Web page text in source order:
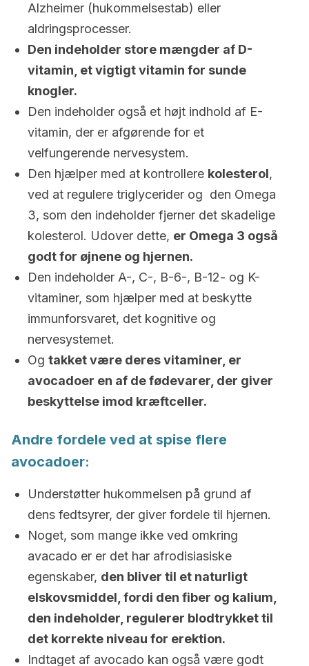
Alzheimer (hukommelsestab) eller
aldringsprocesser.
Den indeholder store mængder af D-
vitamin, et vigtigt vitamin for sunde
knogler.
Den indeholder også et højt indhold af E-
vitamin, der er afgørende for et
velfungerende nervesystem.
Den hjælper med at kontrollere kolesterol,
ved at regulere triglycerider og den Omega
3, som den indeholder fjerner det skadelige
kolesterol. Udover dette, er Omega 3 også
godt for øjnene og hjernen.
Den indeholder A-, C-, B-6-, B-12- og K-
vitaminer, som hjælper med at beskytte
immunforsvaret, det kognitive og
nervesystemet.
Og takket være deres vitaminer, er
avocadoer en af de fødevarer, der giver
beskyttelse imod kræftceller.
Andre fordele ved at spise flere
avocadoer:
Understøtter hukommelsen på grund af
dens fedtsyrer, der giver fordele til hjernen.
Noget, som mange ikke ved omkring
avacado er er det har afrodisiasiske
egenskaber, den bliver til et naturligt
elskovsmiddel, fordi den fiber og kalium,
den indeholder, regulerer blodtrykket til
det korrekte niveau for erektion.
Indtaget af avocado kan også være godt